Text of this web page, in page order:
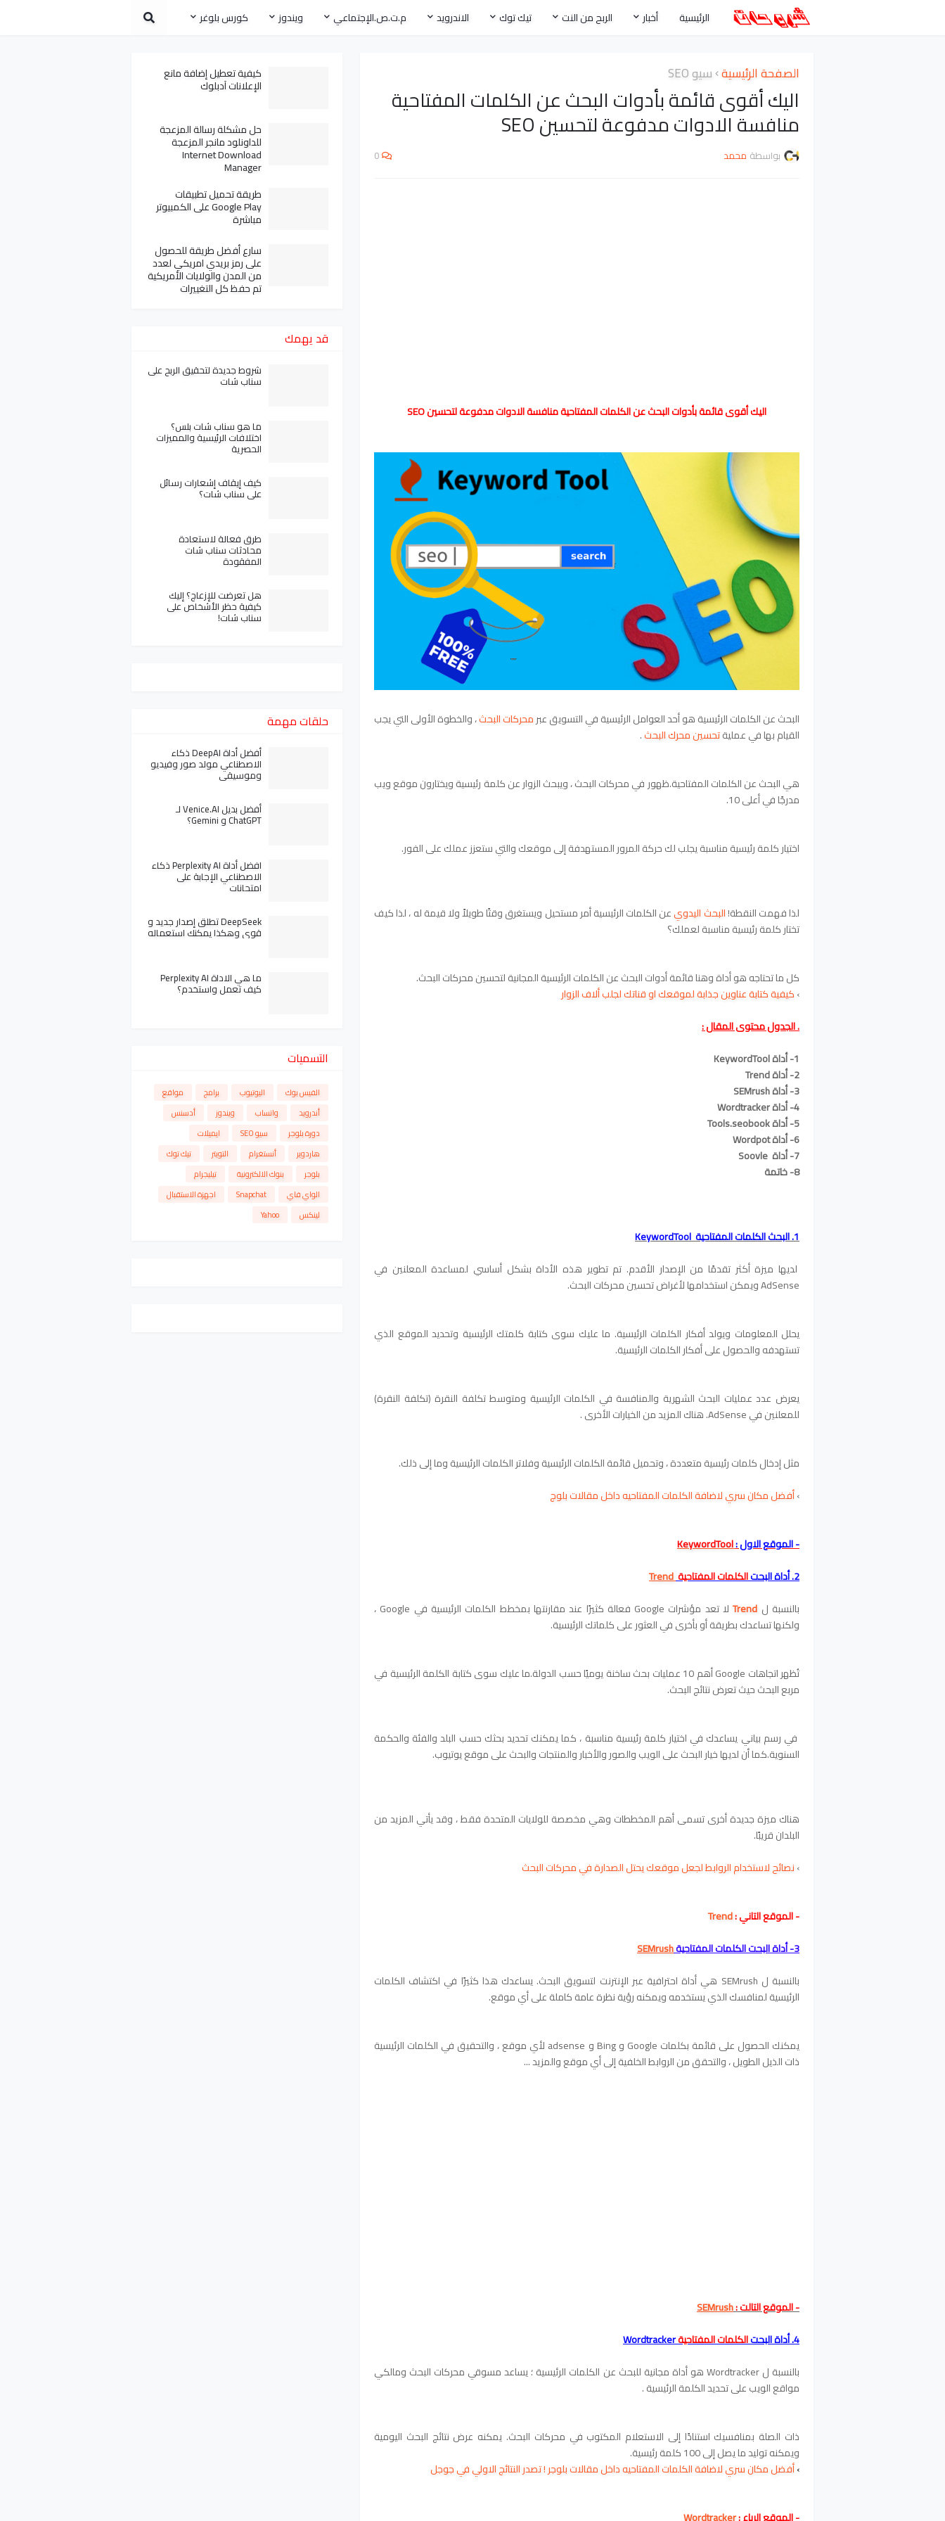
الرئيسية أخبار الربح من النت تيك توك الاندرويد م.ت.ص.الإجتماعي ويندوز كورس بلوغر
الصفحة الرئيسية سيو SEO
اليك أقوى قائمة بأدوات البحث عن الكلمات المفتاحية
منافسة الادوات مدفوعة لتحسين SEO
بواسطة محمد 0
اليك أقوى قائمة بأدوات البحث عن الكلمات المفتاحية منافسة الادوات مدفوعة لتحسين SEO
البحث عن الكلمات الرئيسية هو أحد العوامل الرئيسية في التسويق عبرمحركات البحث، والخطوة الأولى التي يجب
القيام بها في عمليةتحسين محرك البحث.
هي البحث عن الكلمات المفتاحية.ظهور في محركات البحث ، ويبحث الزوار عن كلمة رئيسية ويختارون موقع ويب
مدرجًا في أعلى 10.
اختيار كلمة رئيسية مناسبة يجلب لك حركة المرور المستهدفة إلى موقعك والتي ستعزز عملك على الفور.
لذا فهمت النقطة!البحث اليدويعن الكلمات الرئيسية أمر مستحيل ويستغرق وقتًا طويلاً ولا قيمة له ، لذا كيف
تختار كلمة رئيسية مناسبة لعملك؟
كل ما تحتاجه هو أداة وهنا قائمة أدوات البحث عن الكلمات الرئيسية المجانية لتحسين محركات البحث.
›كيفية كتابة عناوين جذابة لموقعك او قناتك لجلب ألاف الزوار
. الجدول محتوى المقال :
1- أداة
KeywordTool
2- أداة
Trend
3- أداة
4- أداة
Wordtracker
5- أداة
Tools.seobook
6- أداة
Wordpot
7- أداة
8- خاتمة
1. البحث الكلمات المفتاحية KeywordTool
لديها ميزة أكثر تقدمًا من الإصدار الأقدم. تم تطوير هذه الأداة بشكل أساسي لمساعدة المعلنين في
AdSense ويمكن استخدامها لأغراض تحسين محركات البحث.
يحلل المعلومات ويولد أفكار الكلمات الرئيسية. ما عليك سوى كتابة كلمتك الرئيسية وتحديد الموقع الذي
تستهدفه والحصول على أفكار الكلمات الرئيسية.
يعرض عدد عمليات البحث الشهرية والمنافسة في الكلمات الرئيسية ومتوسط ​​تكلفة النقرة (تكلفة النقرة)
للمعلنين في AdSense. هناك المزيد من الخيارات الأخرى .
مثل إدخال كلمات رئيسية متعددة ، وتحميل قائمة الكلمات الرئيسية وفلاتر الكلمات الرئيسية وما إلى ذلك.
›أفضل مكان سري لاضافة الكلمات المفتاحيه داخل مقالات بلوج
- الموقع الاول :KeywordTool
2. أداة
البحتالكلمات المفتاحيةTrend
بالنسبة ل Trend
لا تعد مؤشرات Google فعالة كثيرًا عند مقارنتها بمخطط الكلمات الرئيسية في Google ،
ولكنها تساعدك بطريقة أو بأخرى في العثور على كلماتك الرئيسية.
تُظهر اتجاهات Google أهم 10 عمليات بحث ساخنة يوميًا حسب الدولة.ما عليك سوى كتابة الكلمة الرئيسية في
مربع البحث حيث تعرض نتائج البحث.
في رسم بياني يساعدك في اختيار كلمة رئيسية مناسبة ، كما يمكنك تحديد بحثك حسب البلد والفئة والحكمة
السنوية.كما أن لديها خيار البحث على الويب والصور والأخبار والمنتجات والبحث على موقع يوتيوب.
هناك ميزة جديدة أخرى تسمى أهم المخططات وهي مخصصة للولايات المتحدة فقط ، وقد يأتي المزيد من
البلدان قريبًا.
›نصائح لاستخدام الروابط لجعل موقعك يحتل الصدارة في محركات البحث
- الموقع التاني :
3- أداة
البحتالكلمات المفتاحيةSEMrush
بالنسبة ل SEMrush هي أداة احترافية عبر الإنترنت لتسويق البحث. يساعدك هذا كثيرًا في اكتشاف الكلمات
الرئيسية لمنافسك الذي يستخدمه ويمكنه رؤية نظرة عامة كاملة على أي موقع.
يمكنك الحصول على قائمة بكلمات Google و Bing و adsense لأي موقع ، والتحقيق في الكلمات الرئيسية
ذات الذيل الطويل ، والتحقق من الروابط الخلفية إلى أي موقع والمزيد ...
- الموقع التالت :SEMrush
4. أداة
البحتالكلمات المفتاحيةWordtracker
بالنسبة ل Wordtracker هو أداة مجانية للبحث عن الكلمات الرئيسية ؛ يساعد مسوقي محركات البحث ومالكي
مواقع الويب على تحديد الكلمة الرئيسية .
ذات الصلة بمنافسيك استنادًا إلى الاستعلام المكتوب في محركات البحث. يمكنه عرض نتائج البحث اليومية
ويمكنه توليد ما يصل إلى 100 كلمة رئيسية.
›أفضل مكان سري لاضافة الكلمات المفتاحيه داخل مقالات بلوجر!تصدر النتائج الاولي في جوجل
كيفية تعطيل إضافة مانع
الإعلانات آدبلوك
حل مشكلة رسالة المزعجة
للداونلود مانجر المزعجة
Internet Download
Manager
طريقة تحميل تطبيقات
Google Play على الكمبيوتر
مباشرة
سارع أفضل طريقة للحصول
على رمز بريدي امريكي لعدد
من المدن والولايات الأمريكية
تم حفظ كل التغييرات
قد يهمك
شروط جديدة لتحقيق الربح على
سناب شات
ما هو سناب شات بلس؟
اختلافات الرئيسية والمميزات
الحصرية
كيف إيقاف إشعارات رسائل
على سناب شات؟
طرق فعالة لاستعادة
محادثات سناب شات
المفقودة
هل تعرضت للإزعاج؟ إليك
كيفية حظر الأشخاص على
سناب شات!
حلقات مهمة
أفضل أداة DeepAI ذكاء
الاصطناعي مولد صور وفيديو
وموسيقى
أفضل بديل Venice.AI لـ
ChatGPT و Gemini؟
افضل أداة Perplexity AI ذكاء
الاصطناعي الإجابة على
امتحانات
DeepSeek تطلق إصدار جديد و
قوي وهكذا يمكنك استعماله
ما هي الاداة Perplexity AI
كيف تعمل واستخدم؟
التسميات
الفيس بوك اليوتيوب برامج
مواقع
أندرويد
واتساب ويندوز
أدسنس
دورة بلوجر
سيو SEO
ايميلات
هاردوير
أنستغرام التويتر
تيك توك
بلوجر
بنوك الالكترونية
تيليجرام
الواي فاي
Snapchat
اجهزة الاستقبال
لينكس
Yahoo